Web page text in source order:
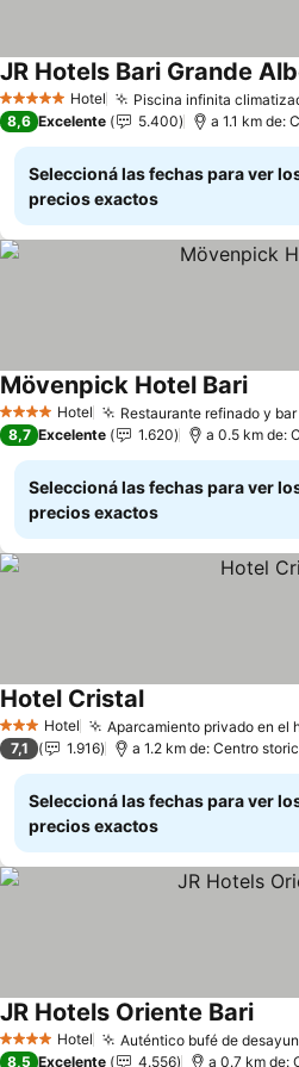
5 Estrellas Hotel Piscina infinita
JR Hotels Bari Grande
8,6 Excelente 5.400 a 1.1 km de:
Seleccioná las fechas para ver
precios exactos
4 EstrellasHotel Restaurante refinado y
Mövenpick Hotel Bari
8,7 Excelente 1.620 a 0.5 km de:
Seleccioná las fechas para ver
precios exactos
3 Estrellas
Hotel Aparcamiento privado en el
Hotel Cristal
7,1 1.916 a 1.2 km de: Centro
Seleccioná las fechas para ver
precios exactos
4 EstrellasHotel Auténtico bufé de
JR Hotels Oriente Bari
8,5 Excelente 4.556 a 0.7 km de: